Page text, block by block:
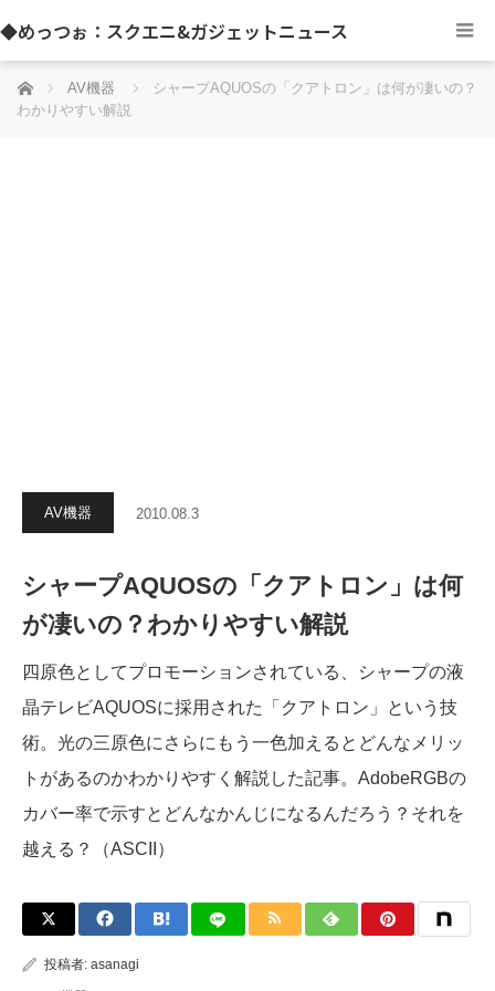
◆めっつぉ：スクエニ&ガジェットニュース
ホーム AV機器
シャープAQUOSの「クアトロン」は何が凄いの？
わかりやすい解説
AV機器 2010.08.3
シャープAQUOSの「クアトロン」は何
が凄いの？わかりやすい解説
四原色としてプロモーションされている、シャープの液
晶テレビAQUOSに採用された「クアトロン」という技
術。光の三原色にさらにもう一色加えるとどんなメリッ
トがあるのかわかりやすく解説した記事。AdobeRGBの
カバー率で示すとどんなかんじになるんだろう？それを
越える？（ASCII）
投稿者: asanagi